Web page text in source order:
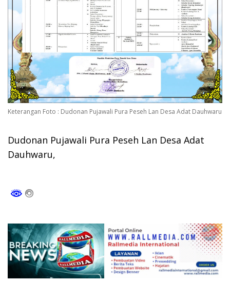
Keterangan Foto : Dudonan Pujawali Pura Peseh Lan Desa Adat Dauhwaru
Dudonan Pujawali Pura Peseh Lan Desa Adat
Dauhwaru,